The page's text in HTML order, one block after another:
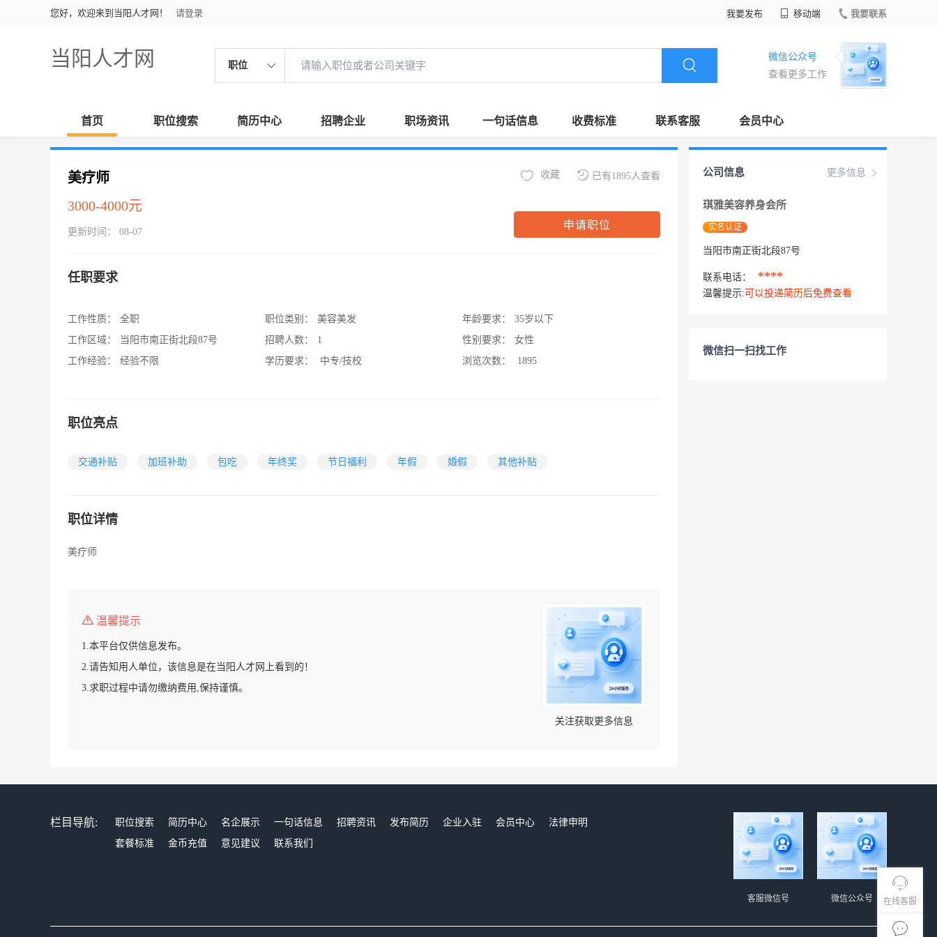
您好，欢迎来到当阳人才网！ 请登录 我要发布 移动端 我要联系
当阳人才网 职位
微信公众号
查看更多工作
首页 职位搜索 简历中心 招聘企业 职场资讯 一句话信息 收费标准 联系客服 会员中心
在线客服
美疗师
3000-4000元
更新时间： 08-07
已有1895人查看
收藏
申请职位
任职要求
工作性质：
全职
工作区域：
当阳市南正街北段87号
工作经验：
经验不限
职位类别：
美容美发
招聘人数：
1
学历要求：
中专/技校
年龄要求：
35岁以下
性别要求：
女性
浏览次数：
1895
职位亮点
交通补贴 加班补助 包吃 年终奖 节日福利 年假 婚假 其他补贴
职位详情
美疗师
温馨提示
1.本平台仅供信息发布。
2.请告知用人单位，该信息是在当阳人才网上看到的！
3.求职过程中请勿缴纳费用,保持谨慎。
关注获取更多信息
更多信息
公司信息
琪雅美容养身会所
实名认证
当阳市南正街北段87号
联系电话： ****
温馨提示: 可以投递简历后免费查看
微信扫一扫找工作
栏目导航: 职位搜索 简历中心 名企展示 一句话信息 招聘资讯 发布简历 企业入驻 会员中心
法律申明
套餐标准
金币充值 意见建议 联系我们
微信公众号
客服微信号